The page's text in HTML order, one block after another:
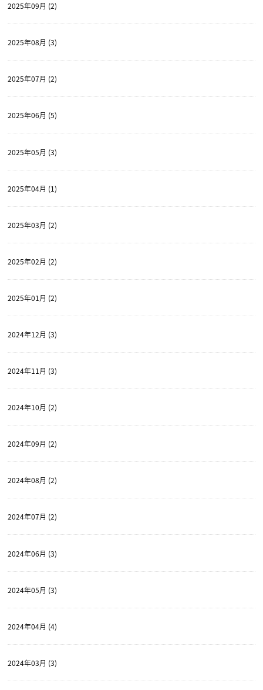
2025年09月 (2)
2025年08月 (3)
2025年07月 (2)
2025年06月 (5)
2025年05月 (3)
2025年04月 (1)
2025年03月 (2)
2025年02月 (2)
2025年01月 (2)
2024年12月 (3)
2024年11月 (3)
2024年10月 (2)
2024年09月 (2)
2024年08月 (2)
2024年07月 (2)
2024年06月 (3)
2024年05月 (3)
2024年04月 (4)
2024年03月 (3)